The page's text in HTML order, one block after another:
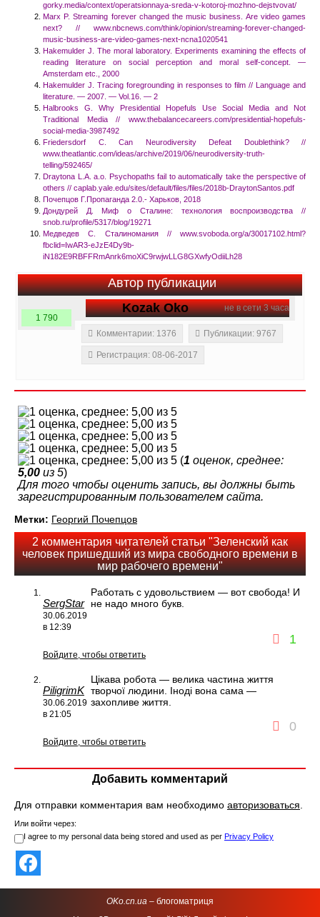
gorky.media/context/operatsionnaya-sreda-v-kotoroj-mozhno-dejstvovat/
Marx P. Streaming forever changed the music business. Are video games
next? // www.nbcnews.com/think/opinion/streaming-forever-changed-
music-business-are-video-games-next-ncna1020541
Hakemulder J. The moral laboratory. Experiments examining the effects of
reading literature on social perception and moral self-concept. —
Amsterdam etc., 2000
Hakemulder J. Tracing foregrounding in responses to film // Language and
literature. — 2007. — Vol.16. — 2
Halbrooks G. Why Presidential Hopefuls Use Social Media and Not
Traditional Media // www.thebalancecareers.com/presidential-hopefuls-
social-media-3987492
Friedersdorf C. Can Neurodiversity Defeat Doublethink? //
www.theatlantic.com/ideas/archive/2019/06/neurodiversity-truth-
telling/592465/
Draytona L.A. a.o. Psychopaths fail to automatically take the perspective of
others // caplab.yale.edu/sites/default/files/files/2018b-DraytonSantos.pdf
Почепцов Г.Пропаганда 2.0.- Харьков, 2018
Дондурей Д. Миф о Сталине: технология воспроизводства //
snob.ru/profile/5317/blog/19271
Медведев С. Сталиномания // www.svoboda.org/a/30017102.html?
fbclid=IwAR3-eJzE4Dy9b-
iN182E9RBFFRmAnrk6moXiC9rwjwLLG8GXwfyOdiiLh28
Автор публикации
не в сети 3 часа
Kozak Oko
1 790
Комментарии: 1376
Публикации: 9767
Регистрация: 08-06-2017
(1 оценок, среднее:
5,00 из 5)
Для того чтобы оценить запись, вы должны быть
зарегистрированным пользователем сайта.
Метки: Георгий Почепцов
2 комментария читателей статьи "Зеленский как
человек пришедший из мира свободного времени в
мир рабочего времени"
SergStar
30.06.2019
в 12:39
Работать с удовольствием — вот свобода! И
не надо много букв.
1
Войдите, чтобы ответить
PiligrimK
30.06.2019
в 21:05
Цікава робота — велика частина життя
творчої людини. Іноді вона сама —
захопливе життя.
0
Войдите, чтобы ответить
Добавить комментарий
Для отправки комментария вам необходимо авторизоваться.
Или войти через:
I agree to my personal data being stored and used as per Privacy Policy
OKo.cn.ua – блогоматриця